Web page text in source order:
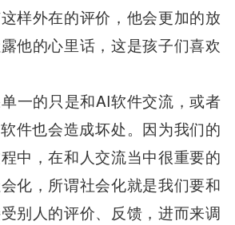
样外在的评价，他会更加的放
他的心里话，这是孩子们喜欢
的只是和AI软件交流，或者
件也会造成坏处。因为我们的
中，在和人交流当中很重要的
化，所谓社会化就是我们要和
别人的评价、反馈，进而来调